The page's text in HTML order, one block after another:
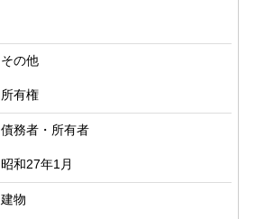
その他
所有権
債務者・所有者
昭和27年1月
建物